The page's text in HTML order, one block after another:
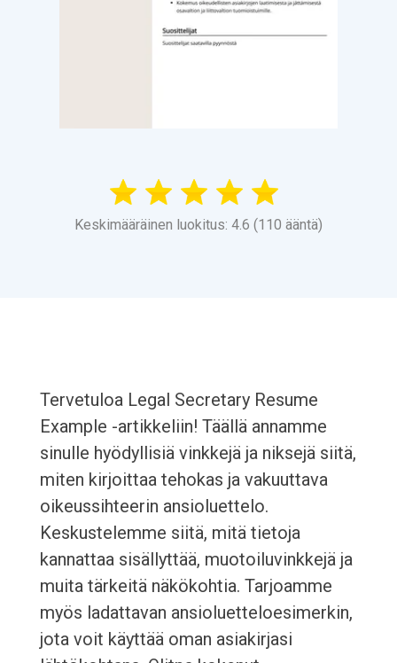
Keskimääräinen luokitus: 4.6 (110 ääntä)
Tervetuloa Legal Secretary Resume
Example -artikkeliin! Täällä annamme
sinulle hyödyllisiä vinkkejä ja niksejä siitä,
miten kirjoittaa tehokas ja vakuuttava
oikeussihteerin ansioluettelo.
Keskustelemme siitä, mitä tietoja
kannattaa sisällyttää, muotoiluvinkkejä ja
muita tärkeitä näkökohtia. Tarjoamme
myös ladattavan ansioluetteloesimerkin,
jota voit käyttää oman asiakirjasi